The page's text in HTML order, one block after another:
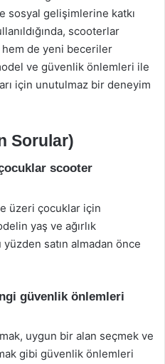
sosyal gelişimlerine katkı
scooterlar
de yeni beceriler
ve güvenlik önlemleri ile
için unutulmaz bir deneyim
Sorular)
scooter
üzeri çocuklar için
yaş ve ağırlık
yüzden satın almadan önce
güvenlik önlemleri
uygun bir alan seçmek ve
gibi güvenlik önlemleri